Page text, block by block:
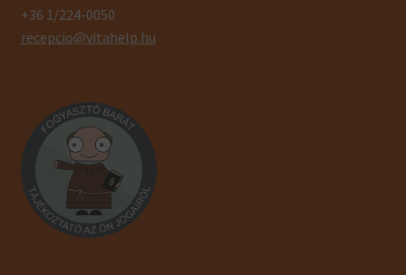
+36 1/224-0050
recepcio@vitahelp.hu